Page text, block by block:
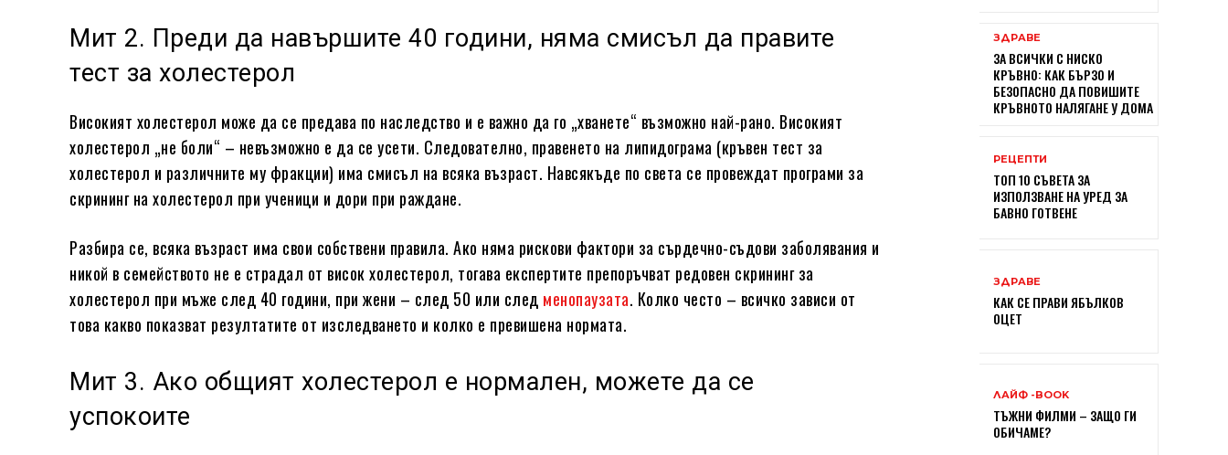
Мит 2. Преди да навършите 40 години, няма смисъл да правите
тест за холестерол
Високият холестерол може да се предава по наследство и е важно да го „хванете“ възможно най-рано. Високият
холестерол „не боли“ – невъзможно е да се усети. Следователно, правенето на липидограма (кръвен тест за
холестерол и различните му фракции) има смисъл на всяка възраст. Навсякъде по света се провеждат програми за
скрининг на холестерол при ученици и дори при раждане.
Разбира се, всяка възраст има свои собствени правила. Ако няма рискови фактори за сърдечно-съдови заболявания и
никой в ​​семейството не е страдал от висок холестерол, тогава експертите препоръчват редовен скрининг за
холестерол при мъже след 40 години, при жени – след 50 или след менопаузата. Колко често – всичко зависи от
това какво показват резултатите от изследването и колко е превишена нормата.
Мит 3. Ако общият холестерол е нормален, можете да се
успокоите
ЗДРАВЕ
ЗА ВСИЧКИ С НИСКО
КРЪВНО: КАК БЪРЗО И
БЕЗОПАСНО ДА ПОВИШИТЕ
КРЪВНОТО НАЛЯГАНЕ У ДОМА
РЕЦЕПТИ
ТОП 10 СЪВЕТА ЗА
ИЗПОЛЗВАНЕ НА УРЕД ЗА
БАВНО ГОТВЕНЕ
ЗДРАВЕ
КАК СЕ ПРАВИ ЯБЪЛКОВ
ОЦЕТ
ЛАЙФ -BOOK
ТЪЖНИ ФИЛМИ – ЗАЩО ГИ
ОБИЧАМЕ?